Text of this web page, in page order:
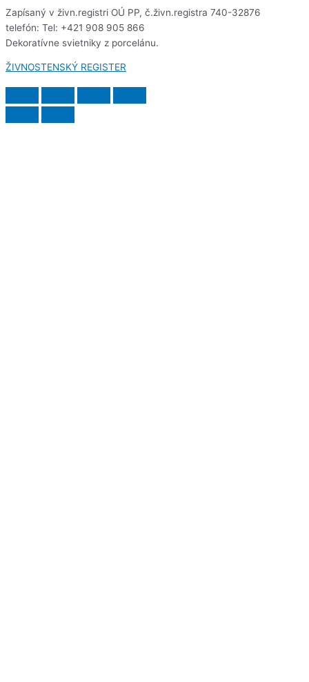
Zapísaný v živn.registri OÚ PP, č.živn.registra 740-32876
telefón: Tel: +421 908 905 866
Dekoratívne svietniky z porcelánu.
ŽIVNOSTENSKÝ REGISTER